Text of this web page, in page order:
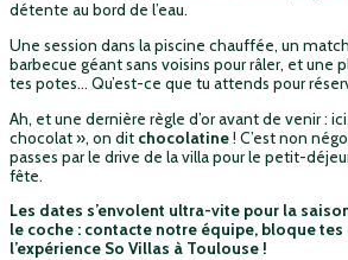
détente au bord de l’eau.
Une session dans la piscine chauffée, un
barbecue géant sans voisins pour râler, et une
tes potes… Qu’est-ce que tu attends pour
Ah, et une dernière règle d’or avant de venir :
chocolat », on dit chocolatine! C’est non
passes par le drive de la villa pour le petit-
fête.
Les dates s’envolent ultra-vite pour la
le coche : contacte notre équipe, bloque
l’expérience So Villas à Toulouse !